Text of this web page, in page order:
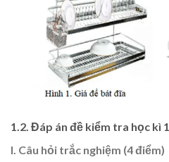
1.2. Đáp án đề kiểm tra học kì
I. Câu hỏi trắc nghiệm (4 điểm)